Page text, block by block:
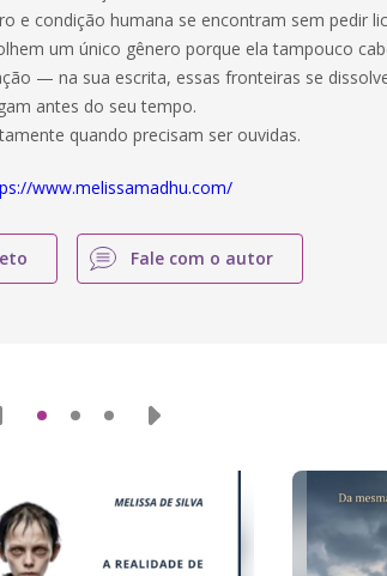
e condição humana se encontram sem pedir
um único gênero porque ela tampouco
— na sua escrita, essas fronteiras se
antes do seu tempo.
quando precisam ser ouvidas.
www.melissamadhu.com/
Fale com o autor